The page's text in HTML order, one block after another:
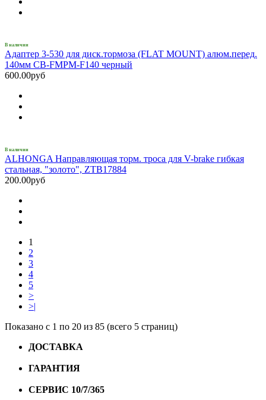
В наличии
Адаптер 3-530 для диск.тормоза (FLAT MOUNT) алюм.перед.
140мм CB-FMPM-F140 черный
600.00руб
В наличии
ALHONGA Направляющая торм. троса для V-brake гибкая
стальная, "золото", ZTB17884
200.00руб
1
2
3
4
5
>
>|
Показано с 1 по 20 из 85 (всего 5 страниц)
ДОСТАВКА
ГАРАНТИЯ
СЕРВИС 10/7/365